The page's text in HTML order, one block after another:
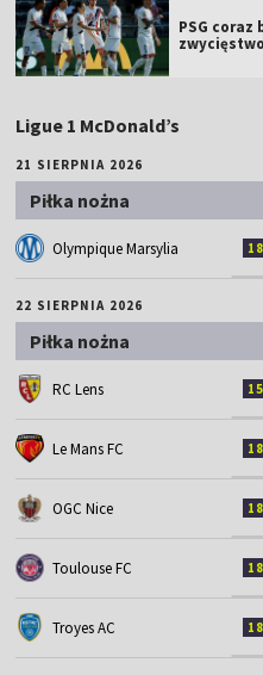
PSG coraz
zwycięstwo
Ligue 1 McDonald’s
21 SIERPNIA 2026
Piłka nożna
Olympique Marsylia
22 SIERPNIA 2026
Piłka nożna
RC Lens
Le Mans FC
OGC Nice
Toulouse FC
Troyes AC